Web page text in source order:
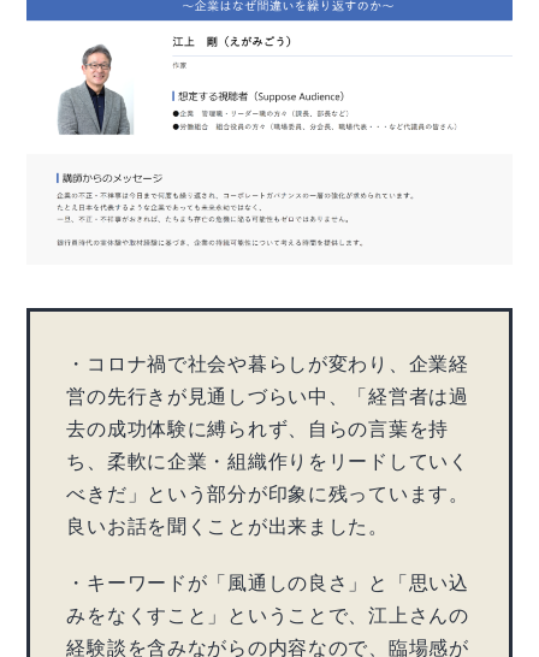
・コロナ禍で社会や暮らしが変わり、企業経
営の先行きが見通しづらい中、「経営者は過
去の成功体験に縛られず、自らの言葉を持
ち、柔軟に企業・組織作りをリードしていく
べきだ」という部分が印象に残っています。
良いお話を聞くことが出来ました。
・キーワードが「風通しの良さ」と「思い込
みをなくすこと」ということで、江上さんの
経験談を含みながらの内容なので、臨場感が